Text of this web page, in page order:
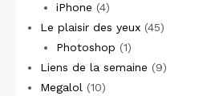
iPhone (4)
Le plaisir des yeux (45)
Photoshop (1)
Liens de la semaine (9)
Megalol (10)